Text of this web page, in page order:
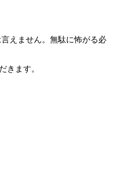
えません。無駄に怖がる必
きます。